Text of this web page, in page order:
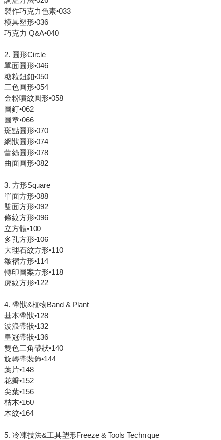
製作巧克力色素•033
模具塑形•036
巧克力 Q&A•040
2. 圓形Circle
單面圓形•046
糖粒鈕釦•050
三色圓形•054
金粉噴紋圓形•058
圖釘•062
圖章•066
斑點圓形•070
網狀圓形•074
蕾絲圓形•078
曲面圓形•082
3. 方形Square
單面方形•088
雙面方形•092
條紋方形•096
立方體•100
多孔方形•106
大理石紋方形•110
皺褶方形•114
轉印圖案方形•118
虎紋方形•122
4. 帶狀&植物Band & Plant
基本帶狀•128
波浪帶狀•132
皇冠帶狀•136
雙色三角帶狀•140
旋轉帶裝飾•144
葉片•148
花瓣•152
尖葉•156
枯木•160
木紋•164
5. 冷凍技法&工具塑形Freeze & Tools Technique